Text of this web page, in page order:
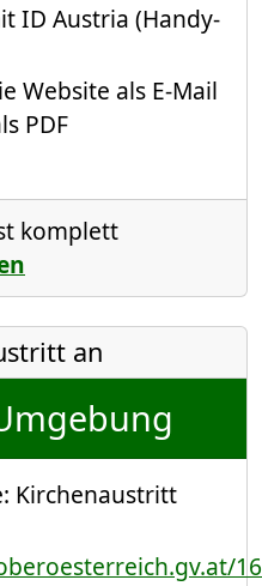
ID Austria (Handy-
Website als E-Mail
PDF
komplett
an
Kirchenaustritt